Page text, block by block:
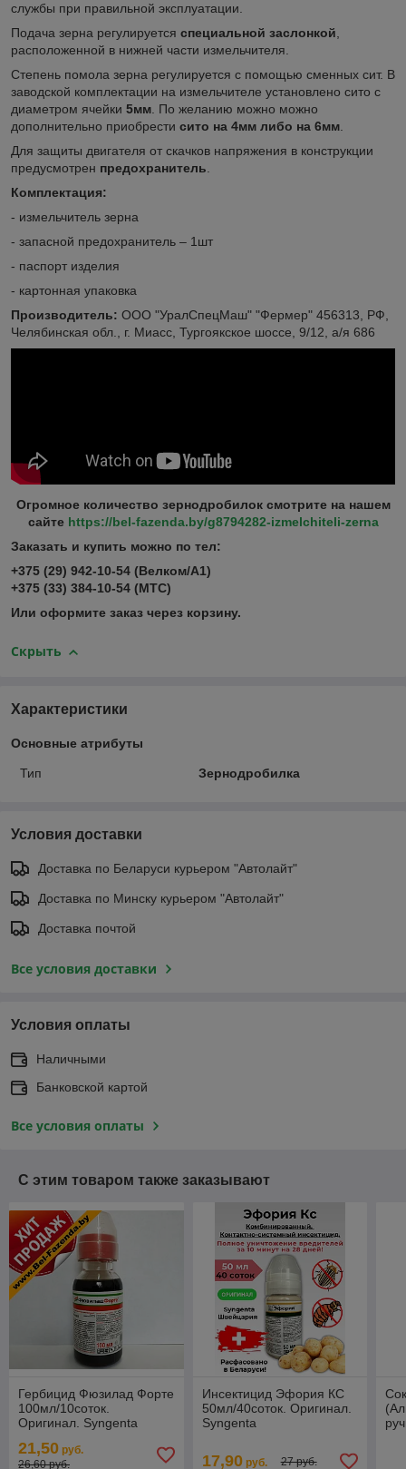
службы при правильной эксплуатации.
Подача зерна регулируется специальной заслонкой
расположенной в нижней части измельчителя.
Степень помола зерна регулируется с помощью сменных сит. В
заводской комплектации на измельчителе установлено сито с
диаметром ячейки 5мм . По желанию можно можно
дополнительно приобрести сито на 4мм либо на 6мм
Для защиты двигателя от скачков напряжения в конструкции
предусмотрен предохранитель
Комплектация:
- измельчитель зерна
- запасной предохранитель – 1шт
- паспорт изделия
- картонная упаковка
Производитель: ООО "УралСпецМаш" "Фермер" 456313, РФ,
Челябинская обл., г. Миасс, Тургоякское шоссе, 9/12, а/я 686
Огромное количество зернодробилок смотрите на нашем
сайте https://bel-fazenda.by/g8794282-izmelchiteli-zerna
Заказать и купить можно по тел:
+375 (29) 942-10-54 (Велком/А1)
+375 (33) 384-10-54 (МТС)
Или оформите заказ через корзину.
Скрыть
Характеристики
Основные атрибуты
Тип Зернодробилка
Условия доставки
Доставка по Беларуси курьером "Автолайт"
Доставка по Минску курьером "Автолайт"
Доставка почтой
Все условия доставки
Условия оплаты
Наличными
Банковской картой
Все условия оплаты
С этим товаром также заказывают
Гербицид Фюзилад Форте
100мл/10соток.
Оригинал. Syngenta
21,50 руб.
26,60 руб.
Инсектицид Эфория КС
50мл/40соток. Оригинал.
Syngenta
17,90руб. 27 руб.